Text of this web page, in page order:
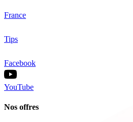
France
Tips
Facebook
YouTube
Nos offres